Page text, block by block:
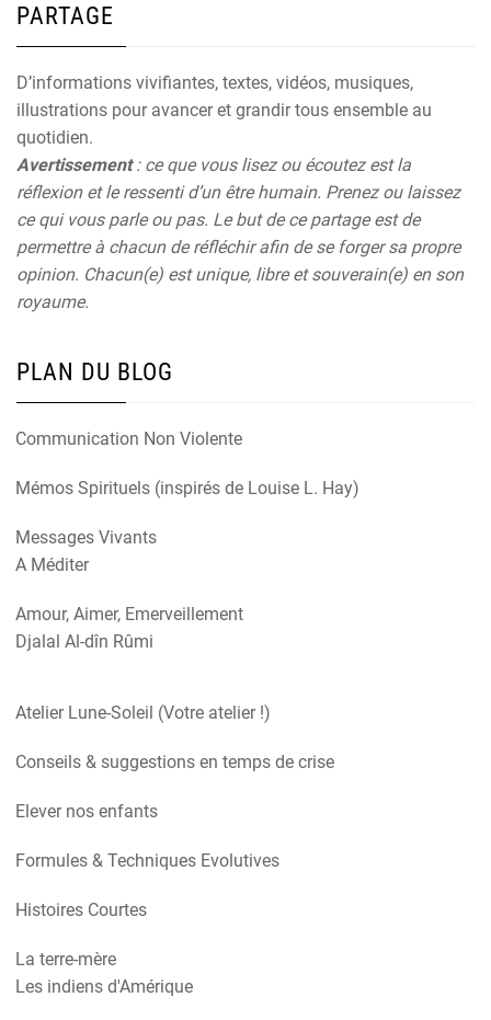
PARTAGE
D’informations vivifiantes, textes, vidéos, musiques,
illustrations pour avancer et grandir tous ensemble au
quotidien.
Avertissement: ce que vous lisez ou écoutez est la
réflexion et le ressenti d’un être humain. Prenez ou laissez
ce qui vous parle ou pas. Le but de ce partage est de
permettre à chacun de réfléchir afin de se forger sa propre
opinion. Chacun(e) est unique, libre et souverain(e) en son
royaume.
PLAN DU BLOG
Communication Non Violente
Mémos Spirituels (inspirés de Louise L. Hay)
Messages Vivants
A Méditer
Amour, Aimer, Emerveillement
Djalal Al-dîn Rûmi
Atelier Lune-Soleil (Votre atelier !)
Conseils & suggestions en temps de crise
Elever nos enfants
Formules & Techniques Evolutives
Histoires Courtes
La terre-mère
Les indiens d'Amérique